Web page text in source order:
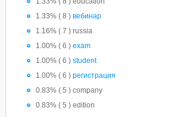
1.33% ( 8 )вебинар
1.16% ( 7 ) russia
1.00% ( 6 )exam
1.00% ( 6 )student
1.00% ( 6 )регистрация
0.83% ( 5 ) company
0.83% ( 5 ) edition